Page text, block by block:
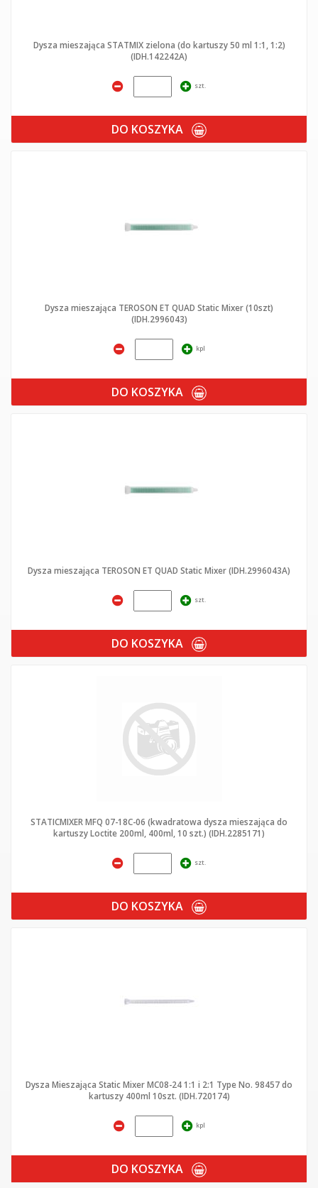
Dysza mieszająca STATMIX zielona (do kartuszy 50 ml 1:1, 1:2)
(IDH.142242A)
szt.
DO KOSZYKA
Dysza mieszająca TEROSON ET QUAD Static Mixer (10szt)
(IDH.2996043)
kpl
DO KOSZYKA
Dysza mieszająca TEROSON ET QUAD Static Mixer (IDH.2996043A)
szt.
DO KOSZYKA
STATICMIXER MFQ 07-18C-06 (kwadratowa dysza mieszająca do
kartuszy Loctite 200ml, 400ml, 10 szt.) (IDH.2285171)
szt.
DO KOSZYKA
Dysza Mieszająca Static Mixer MC08-24 1:1 i 2:1 Type No. 98457 do
kartuszy 400ml 10szt. (IDH.720174)
kpl
DO KOSZYKA